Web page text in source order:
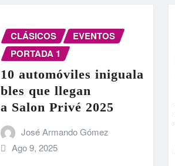
CLÁSICOS
EVENTOS
PORTADA 1
10 automóviles iniguala
bles que llegan
a Salon Privé 2025
José Armando Gómez
Ago 9, 2025